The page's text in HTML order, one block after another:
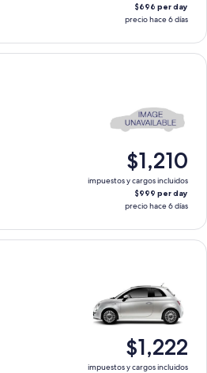
$696 per day
precio hace 6 días
$1,210
impuestos y cargos incluidos
$999 per day
precio hace 6 días
$1,222
impuestos y cargos incluidos